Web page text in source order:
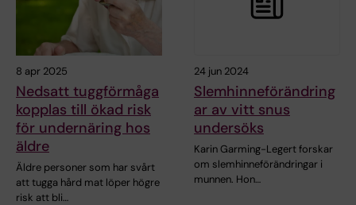
8 apr 2025
Nedsatt tuggförmåga
kopplas till ökad risk
för undernäring hos
äldre
Äldre personer som har svårt
att tugga hård mat löper högre
risk att bli…
24 jun 2024
Slemhinneförändring
ar av vitt snus
undersöks
Karin Garming-Legert forskar
om slemhinneförändringar i
munnen. Hon…